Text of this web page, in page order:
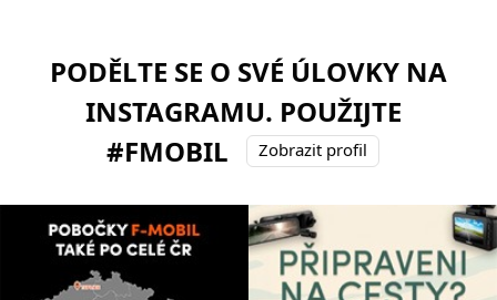
PODĚLTE SE O SVÉ ÚLOVKY NA
INSTAGRAMU. POUŽIJTE
#FMOBIL
Zobrazit profil